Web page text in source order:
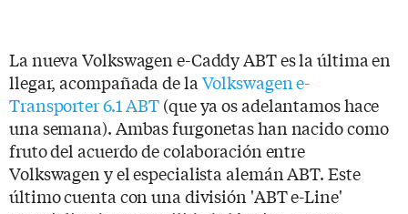
La nueva Volkswagen e-Caddy ABT es la última en
llegar, acompañada de la Volkswagen e-
Transporter 6.1 ABT(que ya os adelantamos hace
una semana). Ambas furgonetas han nacido como
fruto del acuerdo de colaboración entre
Volkswagen y el especialista alemán ABT. Este
último cuenta con una división 'ABT e-Line'